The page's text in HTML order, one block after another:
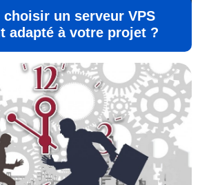
choisir un serveur VPS
adapté à votre projet ?